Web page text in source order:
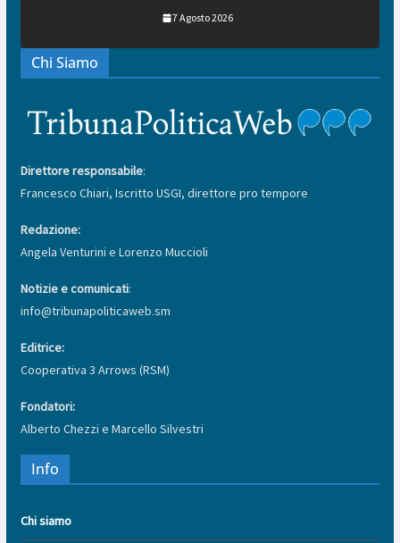
7 Agosto 2026
Chi Siamo
Direttore responsabile:
Francesco Chiari, Iscritto USGI, direttore pro tempore
Redazione:
Angela Venturini e Lorenzo Muccioli
Notizie e comunicati:
info@tribunapoliticaweb.sm
Editrice:
Cooperativa 3 Arrows (RSM)
Fondatori:
Alberto Chezzi e Marcello Silvestri
Info
Chi siamo